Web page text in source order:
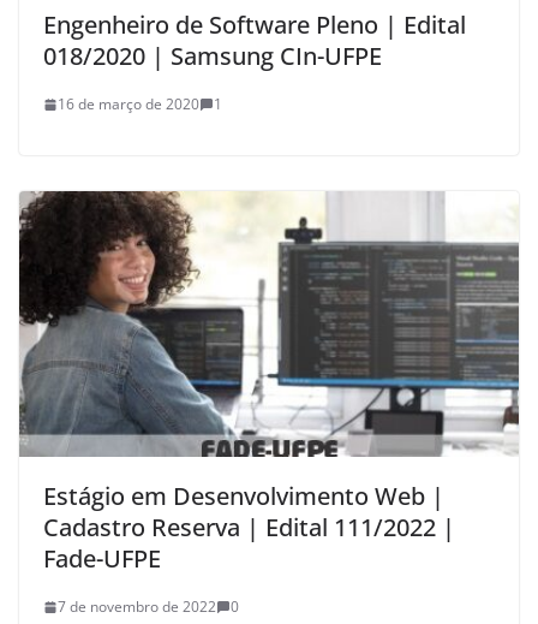
Engenheiro de Software Pleno | Edital
018/2020 | Samsung CIn-UFPE
16 de março de 2020 1
Estágio em Desenvolvimento Web |
Cadastro Reserva | Edital 111/2022 |
Fade-UFPE
7 de novembro de 2022 0